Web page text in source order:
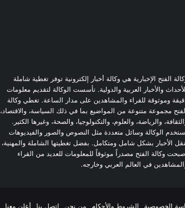
الفتح الإخبارية هي وكالة أخبار إلكترونية توفر تغطية شاملة
والأخبار العربية والدولية. تأسست الوكالة لتقديم معلومات
وموثوقة للقراء والمشاهدين على مدار الساعة. تغطي وكالة
مجموعة متنوعة من المواضيع بما في ذلك السياسة، والاقتصاد،
والرياضة، والعلوم، والتكنولوجيا، والصحة، وغيرها الكثير.
الوكالة وسائل متعددة مثل النصوص والصور والفيديوهات
الأخبار بشكل شامل ومتكامل. بفضل تغطيتها الشاملة والمهنية،
وكالة الفتح مصدراً موثوقاً للمعلومات للعديد من القراء
في العالم العربي وخارجه.
الخصوصية الشروط والأحكام من نحن اتصل بنا أعلن معنا